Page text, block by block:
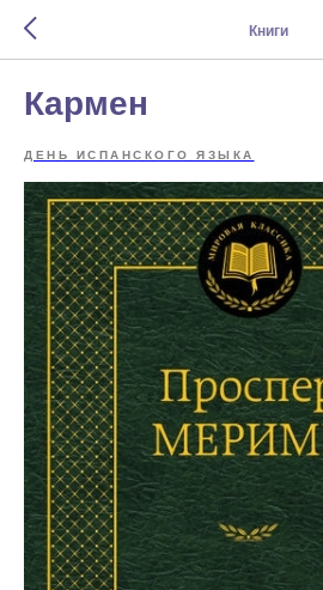
Книги
Кармен
ДЕНЬ ИСПАНСКОГО ЯЗЫКА